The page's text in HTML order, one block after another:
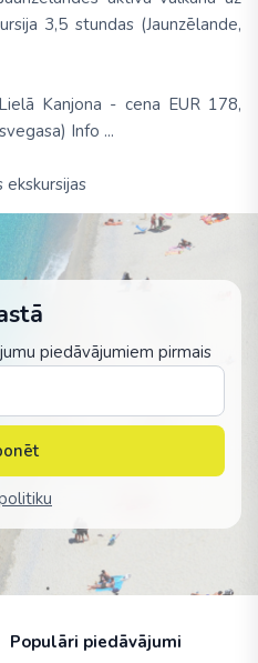
3,5 stundas (Jaunzēlande,
Kanjona - cena EUR 178,
Info ...
ekskursijas
piedāvājumiem pirmais
Populāri piedāvājumi